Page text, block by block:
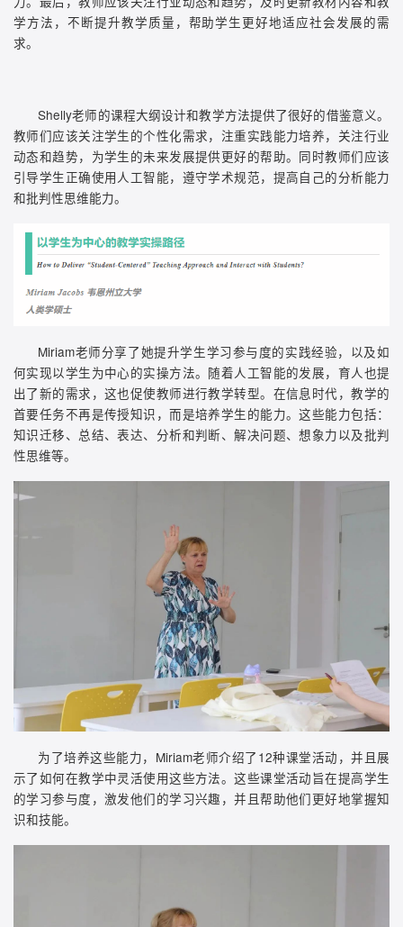
学方法，不断提升教学质量，帮助学生更好地适应社会发展的需
求。
Shelly老师的课程大纲设计和教学方法提供了很好的借鉴意义。
教师们应该关注学生的个性化需求，注重实践能力培养，关注行业
动态和趋势，为学生的未来发展提供更好的帮助。同时教师们应该
引导学生正确使用人工智能，遵守学术规范，提高自己的分析能力
和批判性思维能力。
Miriam老师分享了她提升学生学习参与度的实践经验，以及如
何实现以学生为中心的实操方法。随着人工智能的发展，育人也提
出了新的需求，这也促使教师进行教学转型。在信息时代，教学的
首要任务不再是传授知识，而是培养学生的能力。这些能力包括：
知识迁移、总结、表达、分析和判断、解决问题、想象力以及批判
性思维等。
为了培养这些能力，Miriam老师介绍了12种课堂活动，并且展
示了如何在教学中灵活使用这些方法。这些课堂活动旨在提高学生
的学习参与度，激发他们的学习兴趣，并且帮助他们更好地掌握知
识和技能。